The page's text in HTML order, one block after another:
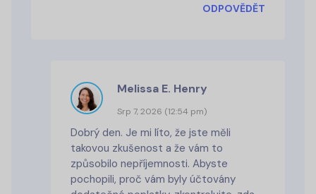
ODPOVĚDĚT
Melissa E. Henry
Srp 7, 2026 (12:54 pm)
Dobrý den. Je mi líto, že jste měli
takovou zkušenost a že vám to
způsobilo nepříjemnosti. Abyste
pochopili, proč vám byly účtovány